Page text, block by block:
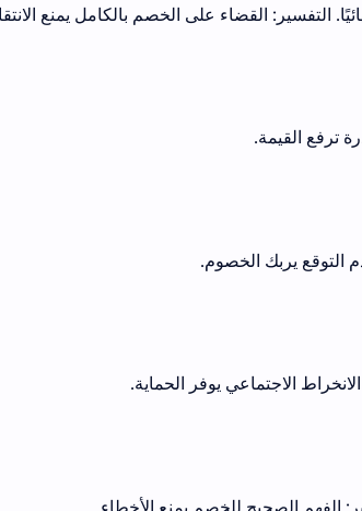
التفسير: القضاء على الخصم بالكامل يمنع
ترفع القيمة.
يربك الخصوم.
الاجتماعي يوفر الحماية.